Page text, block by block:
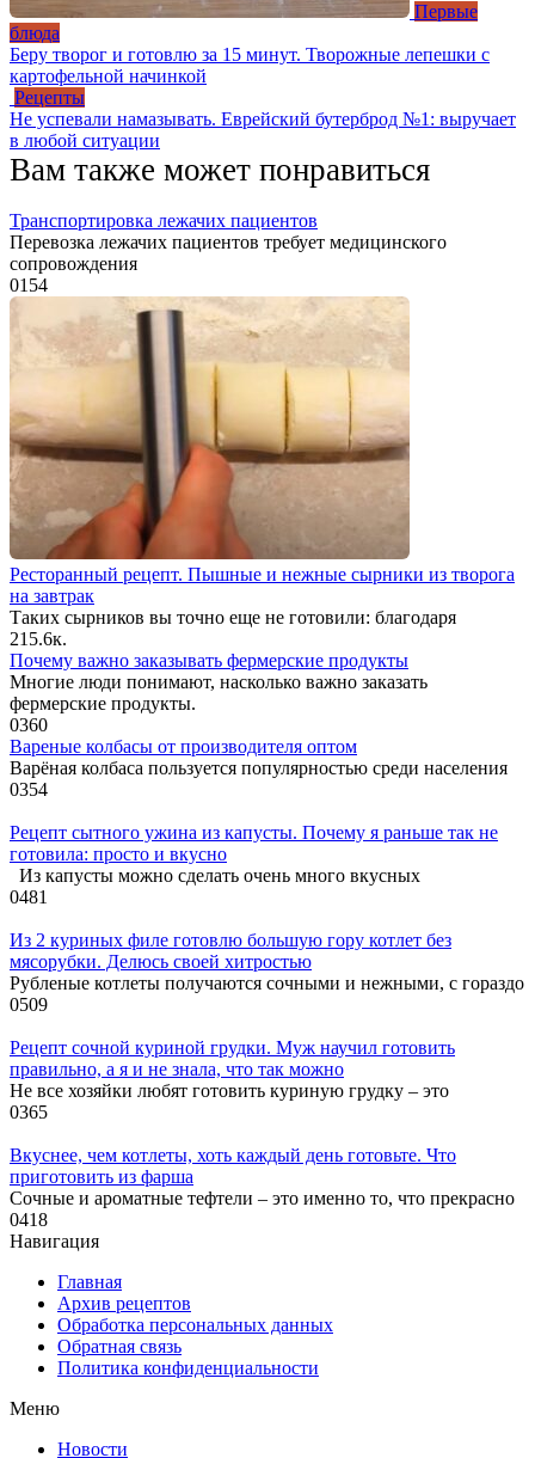
Первые
блюда
Беру творог и готовлю за 15 минут. Творожные лепешки с
картофельной начинкой
Рецепты
Не успевали намазывать. Еврейский бутерброд №1: выручает
в любой ситуации
Вам также может понравиться
Транспортировка лежачих пациентов
Перевозка лежачих пациентов требует медицинского
сопровождения
0154
Ресторанный рецепт. Пышные и нежные сырники из творога
на завтрак
Таких сырников вы точно еще не готовили: благодаря
215.6к.
Почему важно заказывать фермерские продукты
Многие люди понимают, насколько важно заказать
фермерские продукты.
0360
Вареные колбасы от производителя оптом
Варёная колбаса пользуется популярностью среди населения
0354
Рецепт сытного ужина из капусты. Почему я раньше так не
готовила: просто и вкусно
Из капусты можно сделать очень много вкусных
0481
Из 2 куриных филе готовлю большую гору котлет без
мясорубки. Делюсь своей хитростью
Рубленые котлеты получаются сочными и нежными, с гораздо
0509
Рецепт сочной куриной грудки. Муж научил готовить
правильно, а я и не знала, что так можно
Не все хозяйки любят готовить куриную грудку – это
0365
Вкуснее, чем котлеты, хоть каждый день готовьте. Что
приготовить из фарша
Сочные и ароматные тефтели – это именно то, что прекрасно
0418
Навигация
Главная
Архив рецептов
Обработка персональных данных
Обратная связь
Политика конфиденциальности
Меню
Новости